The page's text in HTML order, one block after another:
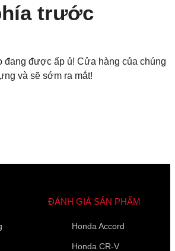
trước
đang được ấp ủ! Cửa hàng của chúng
và sẽ sớm ra mắt!
ĐÁNH GIÁ SẢN PHẨM
Honda Accord
Honda CR-V